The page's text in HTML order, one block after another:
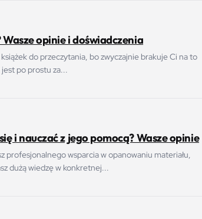
opinie i doświadczenia
do przeczytania, bo zwyczajnie brakuje Ci na to
po prostu za...
i nauczać z jego pomocą? Wasze opinie
profesjonalnego wsparcia w opanowaniu materiału,
dużą wiedzę w konkretnej...